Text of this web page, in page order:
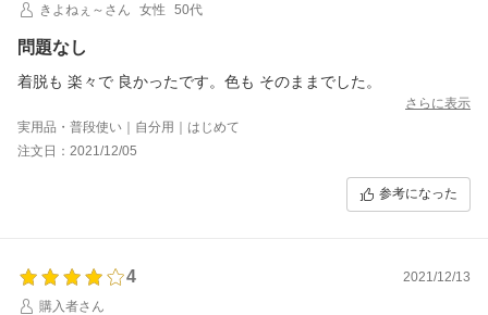
きよねぇ～さん
女性 50代
問題なし
着脱も 楽々で 良かったです。色も そのままでした。
さらに表示
実用品・普段使い｜自分用｜はじめて
注文日：2021/12/05
参考になった
4
2021/12/13
購入者さん